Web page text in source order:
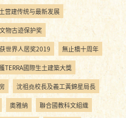
营建传统与最新发展
物古迹保护奖
世界人居奖2019 無止橋十周年
TERRA國際生土建築大獎
沈祖堯校長及義工黃錦星局長
奧雅納 聯合國教科文組織